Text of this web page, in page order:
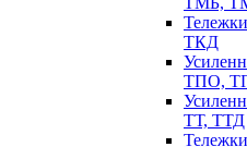
ТКД
ТПО,
ТТ, ТТД